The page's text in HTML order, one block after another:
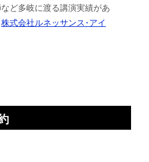
ど多岐に渡る講演実績があ
株式会社ルネッサンス･アイ